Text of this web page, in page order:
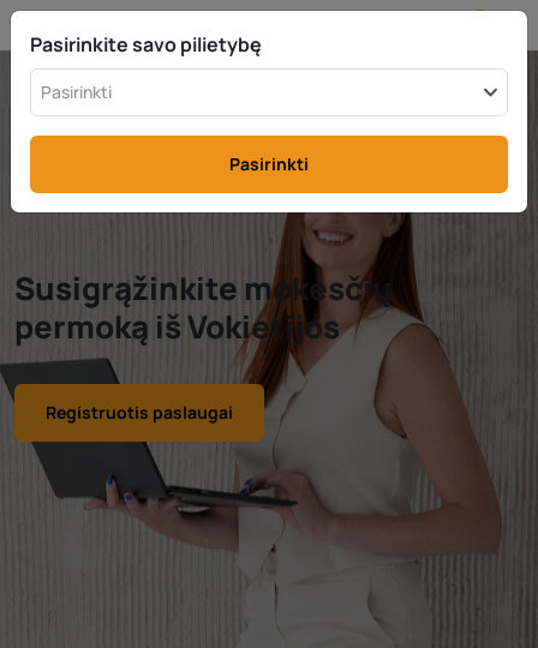
Susigrąžinkite mokesčių
permoką iš Vokietijos
Registruotis paslaugai
Pasirinkite savo pilietybę
Pasirinkti
Pasirinkti